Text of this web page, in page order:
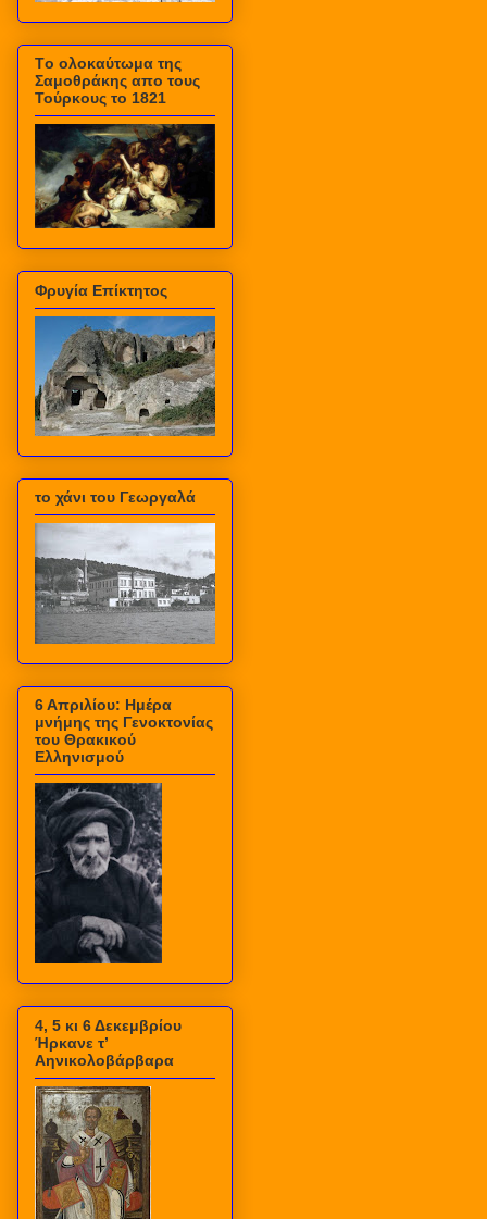
Τo ολοκαύτωμα της
Σαμοθράκης απο τους
Τούρκους το 1821
Φρυγία Επίκτητος
το χάνι του Γεωργαλά
6 Απριλίου: Ημέρα
μνήμης της Γενοκτονίας
του Θρακικού
Ελληνισμού
4, 5 κι 6 Δεκεμβρίου
Ήρκανε τ’
Αηνικολοβάρβαρα